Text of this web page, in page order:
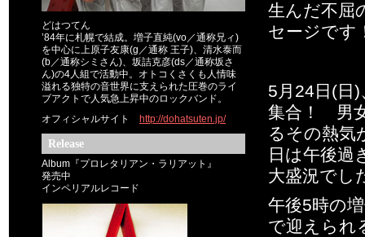
どはつてん
’84年に札幌で結成。増子直純(vo／通称兄ィ)
を中心に上原子友康(g／通称 王子)、清水泰而
(b／通称シミさん)、坂詰克彦(ds／通称坂さ
ん)の4人組で活動中。オトコくさくも人情味
溢れる独特の音世界に支えられた圧巻のライ
ブアクトで人気急上昇中のロックバンド。
オフィシャルサイト http://dohatsuten.jp/
Release
Album『プロレタリアン・ラリアット』
発売中
インペリアルレコード
生んだ不屈
セージです
5月24日(日
集合！ 男
るその熱気
日は午後過
大盛況でし
午後5時の
で迎えられ